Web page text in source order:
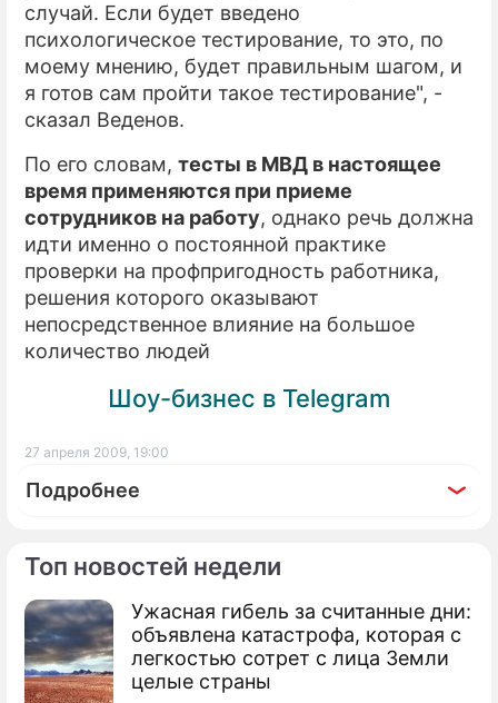
Топ новостей недели
Ужасная гибель за считанные дни:
объявлена катастрофа, которая с
легкостью сотрет с лица Земли
целые страны
случай. Если будет введено
психологическое тестирование, то это, по
моему мнению, будет правильным шагом, и
я готов сам пройти такое тестирование", -
сказал Веденов.
По его словам, тесты в МВД в настоящее
время применяются при приеме
сотрудников на работу, однако речь должна
идти именно о постоянной практике
проверки на профпригодность работника,
решения которого оказывают
непосредственное влияние на большое
количество людей
Шоу-бизнес в Telegram
27 апреля 2009, 19:00
Подробнее
По теме
Бойню в супермаркете записали на
видео